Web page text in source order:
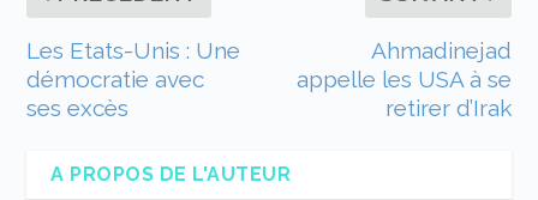
Les Etats-Unis : Une
démocratie avec
ses excès
Ahmadinejad
appelle les USA à se
retirer d’Irak
A PROPOS DE L'AUTEUR